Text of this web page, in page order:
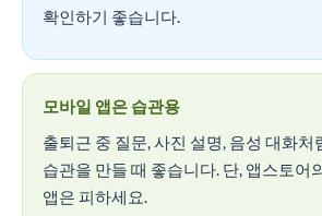
확인하기 좋습니다.
모바일 앱은 습관용
출퇴근 중 질문, 사진 설명, 음성 대화처
습관을 만들 때 좋습니다. 단, 앱스토어
앱은 피하세요.